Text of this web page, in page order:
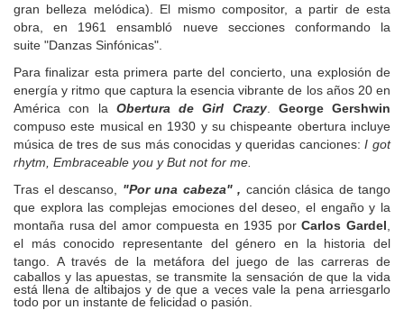
gran belleza melódica). El mismo compositor, a partir de esta
obra, en 1961 ensambló nueve secciones conformando la
suite "Danzas Sinfónicas".
Para finalizar esta primera parte del concierto, una explosión de
energía y ritmo que captura la esencia vibrante de los años 20 en
América con la Obertura de Girl Crazy. George Gershwin
compuso este musical en 1930 y su chispeante obertura incluye
música de tres de sus más conocidas y queridas canciones:I got
rhytm, Embraceable you y But not for me.
Tras el descanso, "Por una cabeza" , canción clásica de tango
que explora las complejas emociones del deseo, el engaño y la
montaña rusa del amor compuesta en 1935 porCarlos Gardel
el más conocido representante del género en la historia del
tango.A través de la metáfora del juego de las carreras de
caballos y las apuestas, se transmite la sensación de que la vida
está llena de altibajos y de que a veces vale la pena arriesgarlo
todo por un instante de felicidad o pasión.